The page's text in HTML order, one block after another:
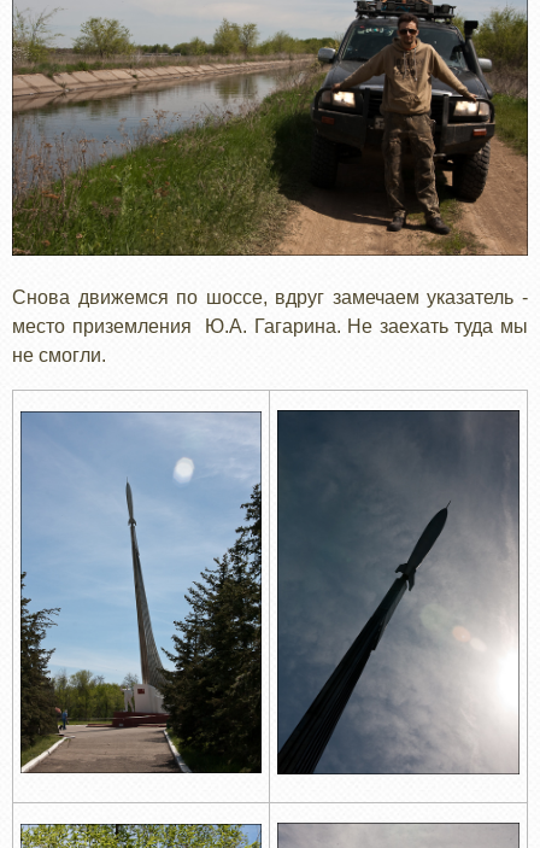
Снова движемся по шоссе, вдруг замечаем указатель -
место приземления Ю.А. Гагарина. Не заехать туда мы
не смогли.